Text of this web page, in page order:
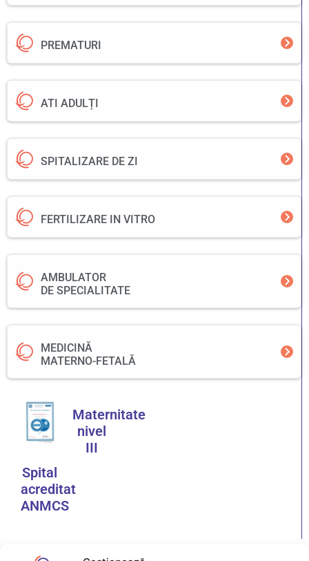
PREMATURI
ATI ADULȚI
SPITALIZARE DE ZI
FERTILIZARE IN VITRO
AMBULATOR
DE SPECIALITATE
MEDICINĂ
MATERNO-FETALĂ
Spital
acreditat
ANMCS
Maternitate
nivel
III